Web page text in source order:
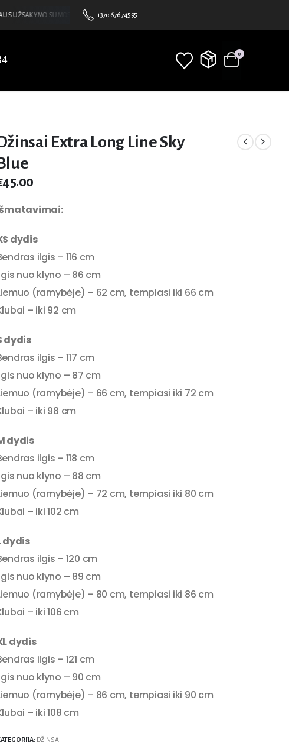
SUMOS •NEMOKAMAS PRISTATYMAS NUO 100€ • BE MINIMALAUS UŽSAKYMO
+370 676 74595
0
Extra Long Line Sky
45.00
dydis
ilgis – 116 cm
nuo klyno – 86 cm
(ramybėje) – 62 cm, tempiasi iki 66 cm
– iki 92 cm
dydis
ilgis – 117 cm
nuo klyno – 87 cm
(ramybėje) – 66 cm, tempiasi iki 72 cm
– iki 98 cm
dydis
ilgis – 118 cm
nuo klyno – 88 cm
(ramybėje) – 72 cm, tempiasi iki 80 cm
– iki 102 cm
dydis
ilgis – 120 cm
nuo klyno – 89 cm
(ramybėje) – 80 cm, tempiasi iki 86 cm
– iki 106 cm
dydis
ilgis – 121 cm
nuo klyno – 90 cm
(ramybėje) – 86 cm, tempiasi iki 90 cm
– iki 108 cm
DŽINSAI